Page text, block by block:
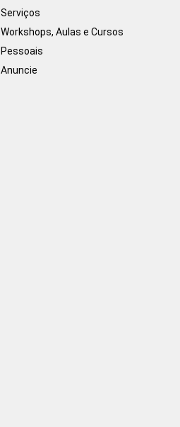
Serviços
Workshops, Aulas e Cursos
Pessoais
Anuncie